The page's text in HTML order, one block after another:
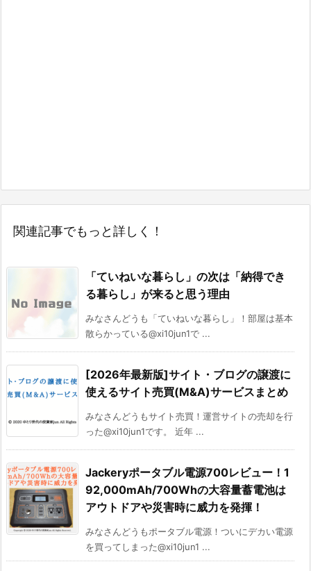
関連記事でもっと詳しく！
「ていねいな暮らし」の次は「納得でき
る暮らし」が来ると思う理由
みなさんどうも「ていねいな暮らし」！部屋は基本
散らかっている@xi10jun1で ...
[2026年最新版]サイト・ブログの譲渡に
使えるサイト売買(M&A)サービスまとめ
みなさんどうもサイト売買！運営サイトの売却を行
った@xi10jun1です。 近年 ...
Jackeryポータブル電源700レビュー！1
92,000mAh/700Whの大容量蓄電池は
アウトドアや災害時に威力を発揮！
みなさんどうもポータブル電源！ついにデカい電源
を買ってしまった@xi10jun1 ...